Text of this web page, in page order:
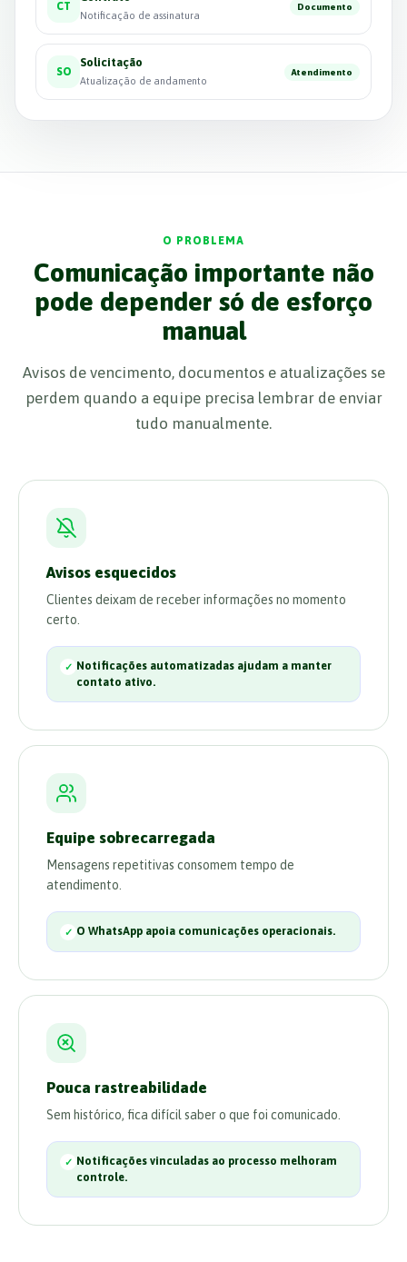
CT
Notificação de assinatura
Documento
SO
Solicitação
Atualização de andamento
Atendimento
O PROBLEMA
Comunicação importante não
pode depender só de esforço
manual
Avisos de vencimento, documentos e atualizações se
perdem quando a equipe precisa lembrar de enviar
tudo manualmente.
Avisos esquecidos
Clientes deixam de receber informações no momento
certo.
Notificações automatizadas ajudam a manter
contato ativo.
Equipe sobrecarregada
Mensagens repetitivas consomem tempo de
atendimento.
O WhatsApp apoia comunicações operacionais.
Pouca rastreabilidade
Sem histórico, fica difícil saber o que foi comunicado.
Notificações vinculadas ao processo melhoram
controle.